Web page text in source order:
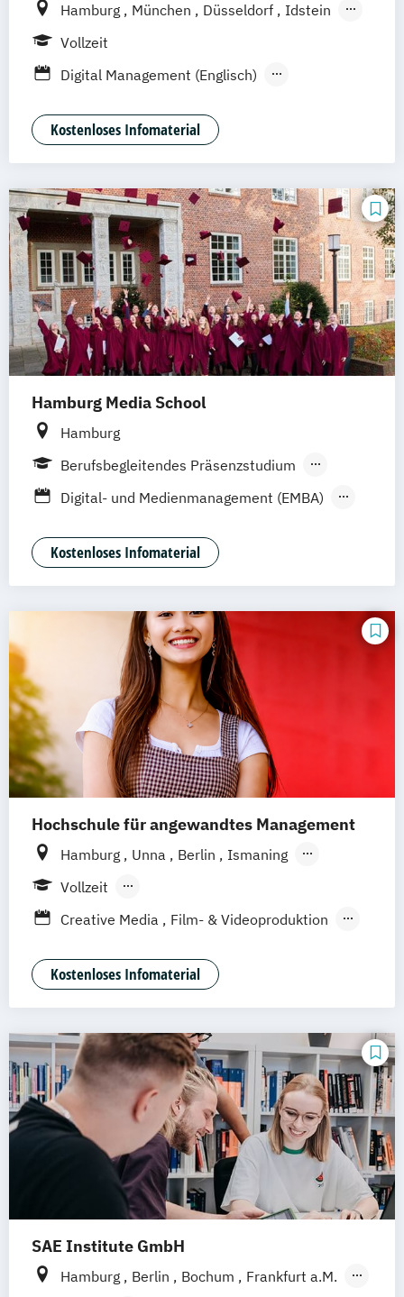
Hamburg München Düsseldorf
Idstein
Berlin
Braunschweig Erfurt
Vollzeit
Digital Management (Englisch)
Mediendesign & Management
Medienmanagement und Digitales
Kostenloses Infomaterial
Hamburg Media School
Hamburg
Berufsbegleitendes Präsenzstudium
Vollzeit
Digital- und Medienmanagement (EMBA)
Digitaler Journalismus
Film
Werteorientierter Werbefilm
Kostenloses Infomaterial
Hochschule für angewandtes Management
Hamburg Unna Berlin
Ismaning
Mannheim
Stuttgart
Vollzeit
Berufsbegleitendes Präsenzstudium
Creative Media
Film- & Videoproduktion
Media Studies Medienmanagement
Medienpsychologie Musikproduktion
Software Design & User Experience
Kostenloses Infomaterial
SAE Institute GmbH
Hamburg Berlin Bochum
Frankfurt a.M.